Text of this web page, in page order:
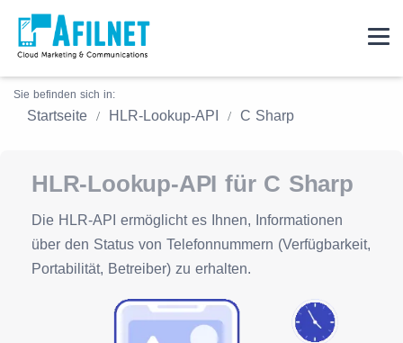
Sie befinden sich in:
Startseite HLR-Lookup-API C Sharp
HLR-Lookup-API für C Sharp
Die HLR-API ermöglicht es Ihnen, Informationen
über den Status von Telefonnummern (Verfügbarkeit,
Portabilität, Betreiber) zu erhalten.